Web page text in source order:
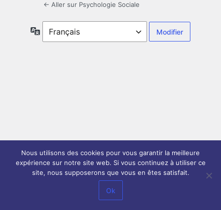
← Aller sur Psychologie Sociale
Langue
Nous utilisons des cookies pour vous garantir la meilleure
expérience sur notre site web. Si vous continuez à utiliser ce
site, nous supposerons que vous en êtes satisfait.
Ok